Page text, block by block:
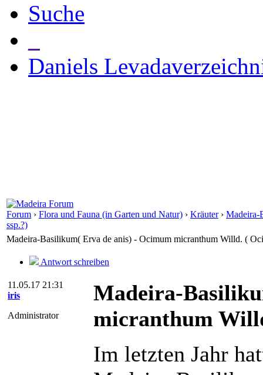
Suche
Daniels
Forum › Flora und Fauna (in Garten und Natur) › Kräuter› Madeira-
ssp.?)
Madeira-Basilikum( Erva de anis) - Ocimum micranthum Willd. (
Antwort schreiben
11.05.17 21:31
iris
Administrator
Madeira-
micranthum
Im letzten Jahr